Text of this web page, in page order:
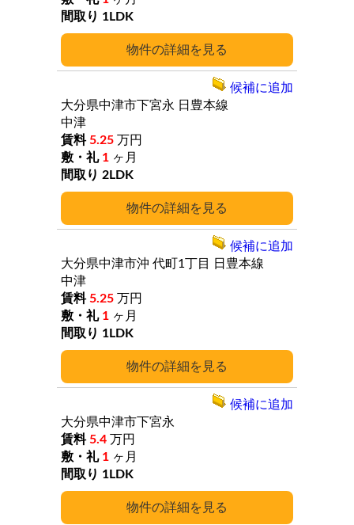
詳細
1LDK
詳細
大分県中津市下宮永 日豊本線
中津
5.25 万円
1 ヶ月
2LDK
候補に追加
詳細
大分県中津市沖 代町1丁目
日豊本線
中津
5.25 万円
1 ヶ月
1LDK
候補に追加
詳細
大分県中津市下宮永
5.4 万円
1 ヶ月
1LDK
候補に追加